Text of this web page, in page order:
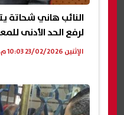
النائب هاني شحاتة
لرفع الحد الأدنى للمعاشات
الإثنين 23/02/2026 10:03 م